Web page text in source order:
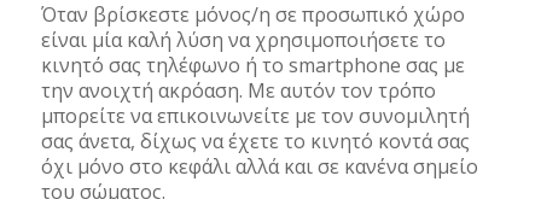
Όταν βρίσκεστε μόνος/η σε προσωπικό χώρο
είναι μία καλή λύση να χρησιμοποιήσετε το
κινητό σας τηλέφωνο ή το smartphone σας με
την ανοιχτή ακρόαση. Με αυτόν τον τρόπο
μπορείτε να επικοινωνείτε με τον συνομιλητή
σας άνετα, δίχως να έχετε το κινητό κοντά σας
όχι μόνο στο κεφάλι αλλά και σε κανένα σημείο
του σώματος.